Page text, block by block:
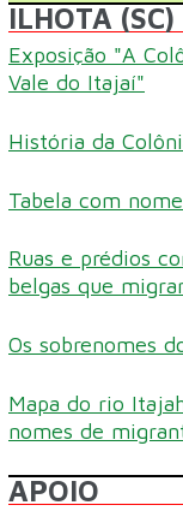
ILHOTA (SC)
Exposição "A
Vale do Itajaí"
História da
Tabela com
Ruas e prédios
belgas que
Os sobrenomes
Mapa do rio
nomes de
APOIO